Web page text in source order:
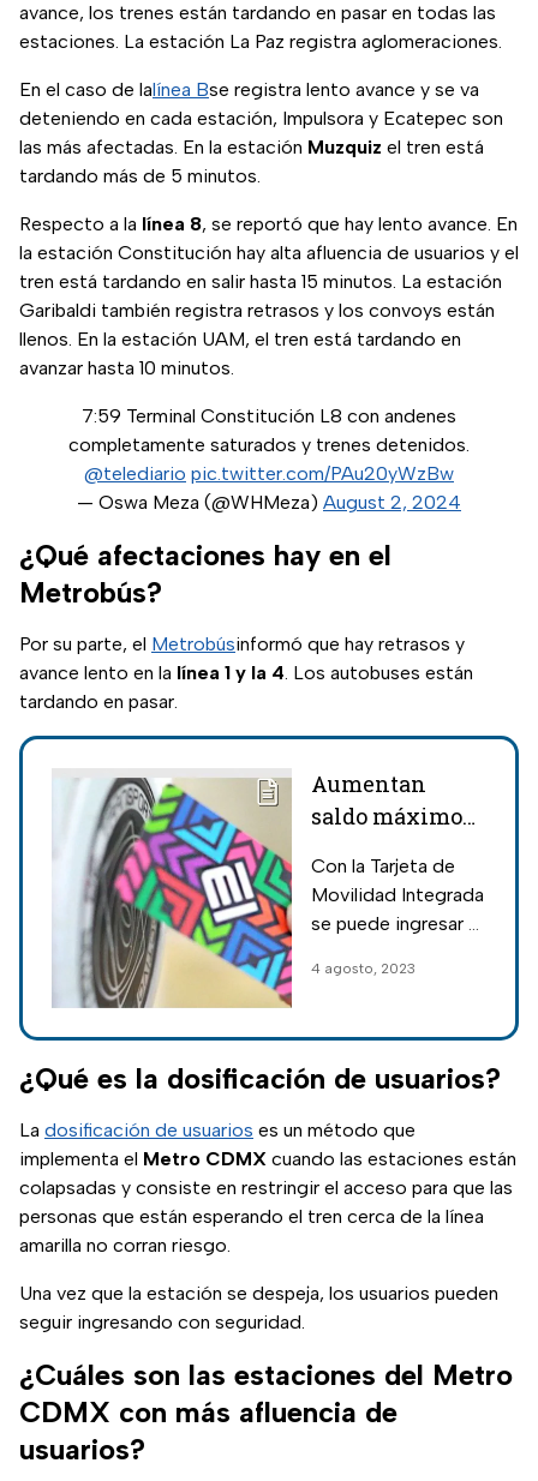
avance, los trenes están tardando en pasar en todas las
estaciones. La estación La Paz registra aglomeraciones.
En el caso de lalínea Bse registra lento avance y se va
deteniendo en cada estación, Impulsora y Ecatepec son
las más afectadas. En la estación Muzquiz el tren está
tardando más de 5 minutos.
Respecto a la línea 8, se reportó que hay lento avance. En
la estación Constitución hay alta afluencia de usuarios y el
tren está tardando en salir hasta 15 minutos. La estación
Garibaldi también registra retrasos y los convoys están
llenos. En la estación UAM, el tren está tardando en
avanzar hasta 10 minutos.
7:59 Terminal Constitución L8 con andenes
completamente saturados y trenes detenidos.
@telediario pic.twitter.com/PAu20yWzBw
— Oswa Meza (@WHMeza) August 2, 2024
¿Qué afectaciones hay en el
Metrobús?
Por su parte, el Metrobúsinformó que hay retrasos y
avance lento en la línea 1 y la 4. Los autobuses están
tardando en pasar.
Aumentan
saldo máximo
Metro CDMX
Con la Tarjeta de
Movilidad Integrada
se puede ingresar al
Transporte
Metro, Metrobús,
Cablebús y Tren
4 agosto, 2023
¿Qué es la dosificación de usuarios?
La dosificación de usuarios es un método que
implementa el Metro CDMX cuando las estaciones están
colapsadas y consiste en restringir el acceso para que las
personas que están esperando el tren cerca de la línea
amarilla no corran riesgo.
Una vez que la estación se despeja, los usuarios pueden
seguir ingresando con seguridad.
¿Cuáles son las estaciones del Metro
CDMX con más afluencia de
usuarios?